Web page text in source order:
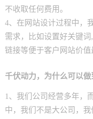
不收取任何费用。
4、在网站设计过程中，
需求，比如设置好关键
链接等便于客户网站价值
千伏动力 ，为什么可以做
1、我们公司经营多年，
中，我们不是大公司，